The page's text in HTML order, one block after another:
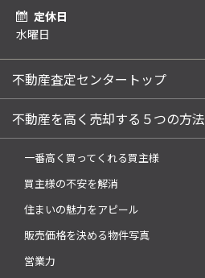
定休日
水曜日
不動産査定センタートップ
不動産を高く売却する５つの方法
一番高く買ってくれる買主様
買主様の不安を解消
住まいの魅力をアピール
販売価格を決める物件写真
営業力